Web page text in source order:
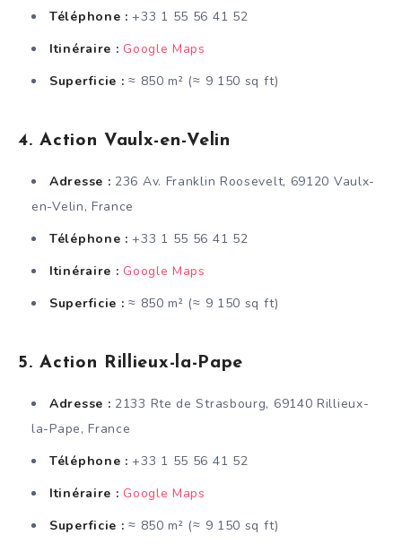
Téléphone : +33 1 55 56 41 52
Itinéraire : Google Maps
Superficie : ≈ 850 m² (≈ 9 150 sq ft)
4. Action Vaulx-en-Velin
Adresse : 236 Av. Franklin Roosevelt, 69120 Vaulx-
en-Velin, France
Téléphone : +33 1 55 56 41 52
Itinéraire : Google Maps
Superficie : ≈ 850 m² (≈ 9 150 sq ft)
5. Action Rillieux-la-Pape
Adresse : 2133 Rte de Strasbourg, 69140 Rillieux-
la-Pape, France
Téléphone : +33 1 55 56 41 52
Itinéraire : Google Maps
Superficie : ≈ 850 m² (≈ 9 150 sq ft)